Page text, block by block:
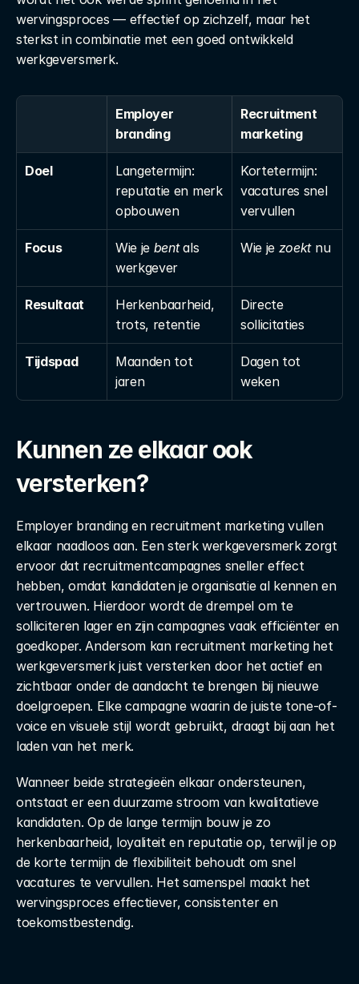
wervingsproces — effectief op zichzelf, maar het
sterkst in combinatie met een goed ontwikkeld
werkgeversmerk.
Employer
branding
Recruitment
marketing
Doel
Langetermijn:
reputatie en merk
opbouwen
Kortetermijn:
vacatures snel
vervullen
Focus Wie je bent als
werkgever
Wie je zoekt nu
Resultaat
Herkenbaarheid,
trots, retentie
Directe
sollicitaties
Tijdspad
Maanden tot
jaren
Dagen tot
weken
Kunnen ze elkaar ook
versterken?
Employer branding en recruitment marketing vullen
elkaar naadloos aan. Een sterk werkgeversmerk zorgt
ervoor dat recruitmentcampagnes sneller effect
hebben, omdat kandidaten je organisatie al kennen en
vertrouwen. Hierdoor wordt de drempel om te
solliciteren lager en zijn campagnes vaak efficiënter en
goedkoper. Andersom kan recruitment marketing het
werkgeversmerk juist versterken door het actief en
zichtbaar onder de aandacht te brengen bij nieuwe
doelgroepen. Elke campagne waarin de juiste tone-of-
voice en visuele stijl wordt gebruikt, draagt bij aan het
laden van het merk.
Wanneer beide strategieën elkaar ondersteunen,
ontstaat er een duurzame stroom van kwalitatieve
kandidaten. Op de lange termijn bouw je zo
herkenbaarheid, loyaliteit en reputatie op, terwijl je op
de korte termijn de flexibiliteit behoudt om snel
vacatures te vervullen. Het samenspel maakt het
wervingsproces effectiever, consistenter en
toekomstbestendig.